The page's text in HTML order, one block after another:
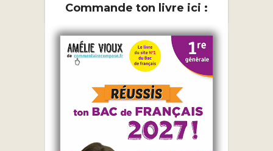
Commande ton livre ici :